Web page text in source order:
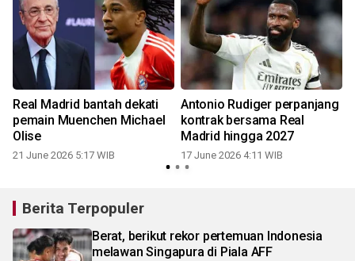
Real Madrid bantah dekati
pemain Muenchen Michael
Olise
21 June 2026 5:17 WIB
Antonio Rudiger perpanjang
kontrak bersama Real
Madrid hingga 2027
17 June 2026 4:11 WIB
Berita Terpopuler
Berat, berikut rekor pertemuan Indonesia
melawan Singapura di Piala AFF